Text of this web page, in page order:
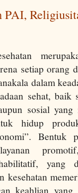
PAI,
setiap orang
dalam
sehat,
sosial yang
hidup
Bentuk
yang
kesehatan